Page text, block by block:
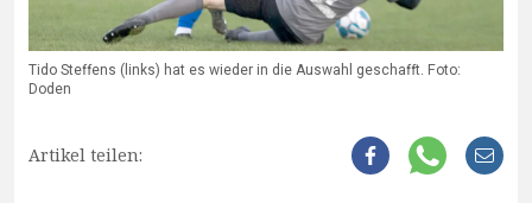
Tido Steffens (links) hat es wieder in die Auswahl geschafft. Foto:
Doden
Artikel teilen: